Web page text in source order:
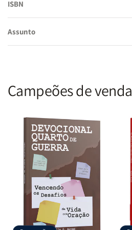
• Lições de vida a partir da
servem como referências para a
• Orações ao final de cada livro da
a desenvolver o hábito de orar como
• Recursos especiais, como índice de
principais eventos bíblicos e plano
• Mais de 4.000 notas de rodapé
ISBN
Assunto
Campeões de venda